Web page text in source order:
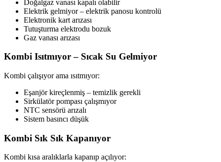
Doğalgaz vanası kapalı olabilir
Elektrik gelmiyor – elektrik panosu kontrolü
Elektronik kart arızası
Tutuşturma elektrodu bozuk
Gaz vanası arızası
Kombi Isıtmıyor – Sıcak Su Gelmiyor
Kombi çalışıyor ama ısıtmıyor:
Eşanjör kireçlenmiş – temizlik gerekli
Sirkülatör pompası çalışmıyor
NTC sensörü arızalı
Sistem basıncı düşük
Kombi Sık Sık Kapanıyor
Kombi kısa aralıklarla kapanıp açılıyor: